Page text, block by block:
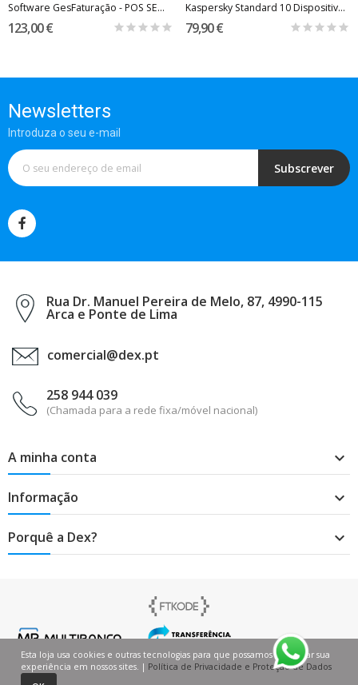
Software GesFaturação - POS SEM MESAS
123,00 €
Kaspersky Standard 10 Dispositivos - Subscrição...
79,90 €
Newsletters
Introduza o seu e-mail
Subscrever
Rua Dr. Manuel Pereira de Melo, 87, 4990-115
Arca e Ponte de Lima
comercial@dex.pt
258 944 039
(Chamada para a rede fixa/móvel nacional)
A minha conta 
Informação 
Porquê a Dex? 
Esta loja usa cookies e outras tecnologias para que possamos melhorar sua
experiência em nossos sites. | Política de Privacidade e Proteção de Dados